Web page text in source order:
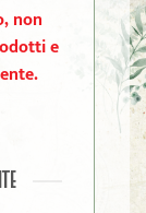
non
e